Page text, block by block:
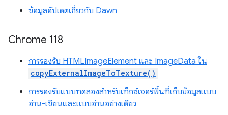
ข้อมูลอัปเดตเกี่ยวกับ Dawn
Chrome 118
การรองรับ HTMLImageElement และ ImageData ใน
copyExternalImageToTexture()
การรองรับแบบทดลองสำหรับเท็กซ์เจอร์พื้นที่เก็บข้อมูลแบบ
อ่าน-เขียนและแบบอ่านอย่างเดียว